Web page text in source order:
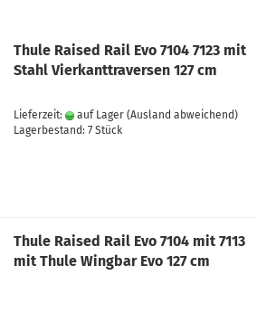
Thule Raised Rail Evo 7104 7123 mit
Stahl Vierkanttraversen 127 cm
Lieferzeit: auf Lager (Ausland abweichend)
Lagerbestand: 7 Stück
Thule Raised Rail Evo 7104 mit 7113
mit Thule Wingbar Evo 127 cm